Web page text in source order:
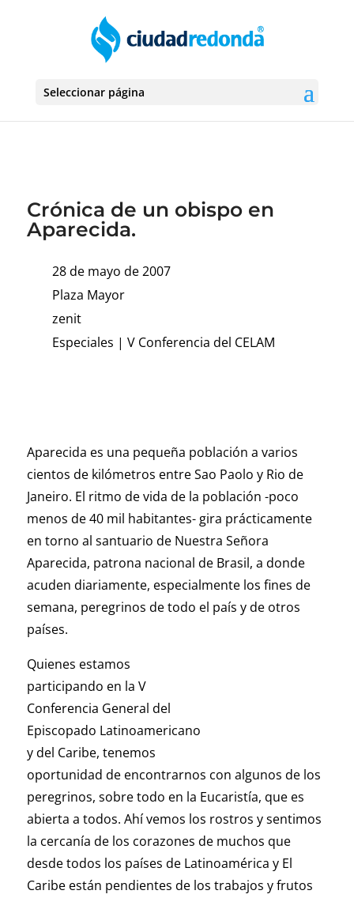
Seleccionar página
Crónica de un obispo en
Aparecida.
28 de mayo de 2007
Plaza Mayor
zenit
Especiales | V Conferencia del CELAM
Aparecida es una pequeña población a varios
cientos de kilómetros entre Sao Paolo y Rio de
Janeiro. El ritmo de vida de la población -poco
menos de 40 mil habitantes- gira prácticamente
en torno al santuario de Nuestra Señora
Aparecida, patrona nacional de Brasil, a donde
acuden diariamente, especialmente los fines de
semana, peregrinos de todo el país y de otros
países.
Quienes estamos
participando en la V
Conferencia General del
Episcopado Latinoamericano
y del Caribe, tenemos
oportunidad de encontrarnos con algunos de los
peregrinos, sobre todo en la Eucaristía, que es
abierta a todos. Ahí vemos los rostros y sentimos
la cercanía de los corazones de muchos que
desde todos los países de Latinoamérica y El
Caribe están pendientes de los trabajos y frutos